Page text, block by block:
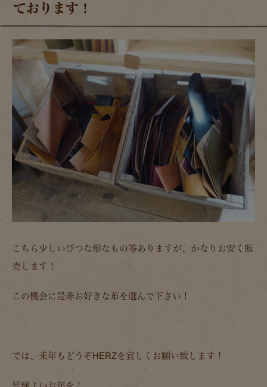
ております！
こちら少しいびつな形なもの等ありますが、かなりお安く販
売します！
この機会に是非お好きな革を選んで下さい！
では、来年もどうぞHERZを宜しくお願い致します！